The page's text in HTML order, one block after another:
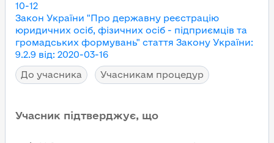
10-12
Закон України "Про державну реєстрацію
юридичних осіб, фізичних осіб - підприємців та
громадських формувань" стаття Закону України:
9.2.9 від: 2020-03-16
До учасника
Учасникам процедур
Учасник підтверджує, що